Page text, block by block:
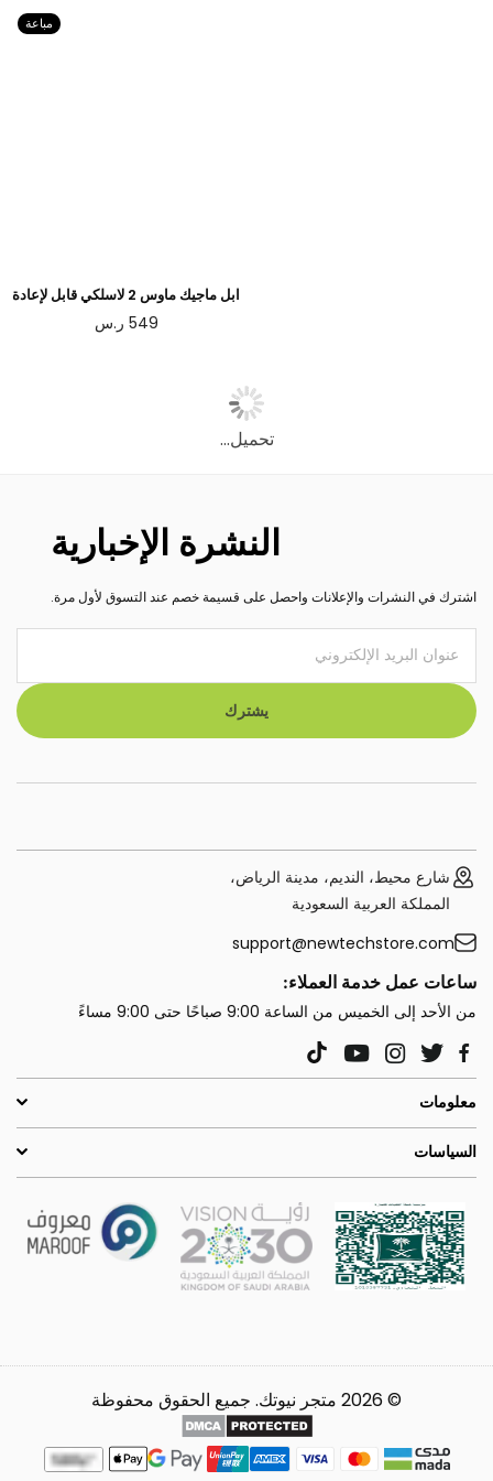
مباعة
ابل ماجيك ماوس 2 لاسلكي قابل لإعادة
الشحن549 ر.س
تحميل...
النشرة الإخبارية
اشترك في النشرات والإعلانات واحصل على قسيمة خصم عند التسوق لأول مرة.
يشترك
شارع محيط، النديم، مدينة الرياض،
المملكة العربية السعودية
support@newtechstore.com
ساعات عمل خدمة العملاء:
من الأحد إلى الخميس من الساعة 9:00 صباحًا حتى 9:00 مساءً
Facebook
Twitter
Instagram
YouTube
معلومات
السياسات
© 2026 متجر نيوتك. جميع الحقوق محفوظة